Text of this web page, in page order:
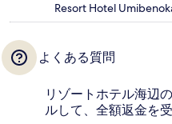
Resort Hotel
よくある質問
リゾートホテル海辺
ルして、全額返金を